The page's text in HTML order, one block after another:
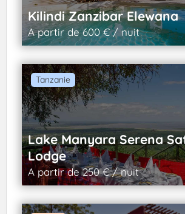
Kilindi Zanzibar Elewana
A partir de 600 € / nuit
Tanzanie
Lake Manyara Serena
Lodge
A partir de 250 € / nuit